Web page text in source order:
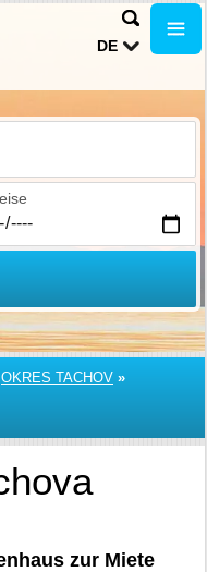
DE
OKRES TACHOV »
zur Miete